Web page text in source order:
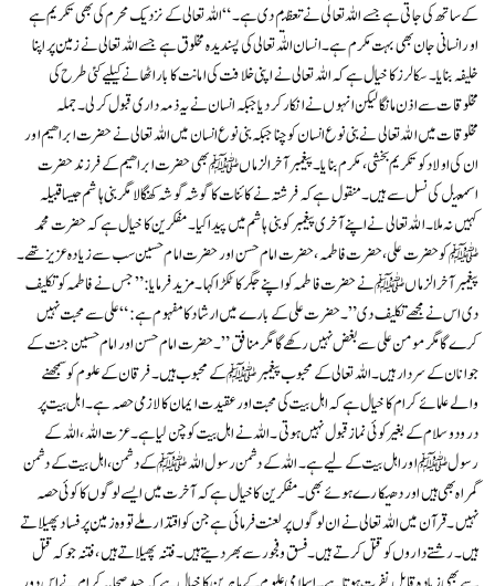
کےساتھ کی جاتی ہے جسے اللہ تعالٰی نے تعظيم دی ہے۔“ اللہ تعالی کے نزدیک محرم کی بھی تکریم ہے
اور انسانی جان بھی بہت مکرم ہے۔ انسان اللہ تعالی کی پسندیدہ مخلوق ہے جسے اللہ تعالی نے زمین پر اپنا
خلیفہ بنایا ۔ سکالرز کا خیال ہے کہ اللہ تعالی نے اپنی خلافت کی امانت کا بار اٹھانے کیلیے کئی طرح کی
مخلوقات سے اذن مانگا لیکن انہوں نے انکار کر دیا جبکہ انسان نے یہ ذمہ داری قبول کر لی ۔ جملہ
مخلوقات میں اللہ تعالی نے بنی نوع انسان کو چنا جبکہ بنی نوع انسان میں اللہ تعالی نے حضرت ابراھیم اور
ان کی اولاد کو تکریم بخشی، مکرم بنایا۔ پیغمبر آخرالزماں ﷺ بھی حضرت ابراھیم کے فرزند حضرت
اسمعیل کی نسل سے ہیں۔منقول ہے کہ فرشتہ نے کائنات کا گوشہ گوشہ کھنگالا مگر بنی ہاشم جیسا قبیلہ
کہیں نہ ملا۔اللہ تعالی نے اپنے آخری پیغمبر کو بنی ہاشم میں پیدا کیا۔مفکرین کا خیال ہے کہ حضرت محمد
ﷺ کو حضرت علی ، حضرت فاطمہ ، حضرت امام حسن اور حضرت امام حسین سب سے زیادہ عزیز تھے۔
پیغمبر آخرالزماں ﷺ نے حضرت فاطمہ کو اپنے جگر کا ٹکڑا کہا ۔مزید فرمایا:” جس نے فاطمہ کو تکلیف
دی اس نے مجھے تکلیف دی”۔حضرت علی کے بارے میں ارشاد کا مفہوم ہے : “علی سے محبت نہیں
کرے گا مگر مومن علی سے بغض نہیں رکھے گا مگر منافق”۔حضرت امام حسن اور امام حسین جنت کے
جوانان کے سردار ہیں۔ اللہ تعالی کے محبوب پیغمبر ﷺ کے محبوب ہیں۔فرقان کے علوم کو سمجھنے
والے علمائے کرام کا خیال ہے کہ اہل بیت کی محبت اور عقیدت ایمان کا لازمی حصہ ہے۔ اہل بیت پر
درود و سلام کے بغیر کوئی نماز قبول نہیں ہوتی۔اللہ نے اہل بیت کو چن لیا ہے۔عزت اللہ ، اللہ کے
رسول ﷺ اور اہل بیت کے لیے ہے۔ اللہ کے دشمن رسول اللہ ﷺ کے دشمن، اہل بیت کے دشمن
گمراہ بھی ہیں اور دھتکارے ہوئے بھی۔مفکرین کا خیال ہے کہ آخرت میں ایسے لوگوں کا کوئی حصہ
نہیں ۔ قرآن میں اللہ تعالی نے ان لوگوں پر لعنت فرمائی ہے جن کو اقتدار ملے تو وہ زمین پر فساد پھیلا تے
ہیں۔رشتے داروں کو قتل کرتے ہیں۔فسق و فجور سے بھر دیتے ہیں۔فتنہ پھیلاتے ہیں ، فتنہ جو کہ قتل